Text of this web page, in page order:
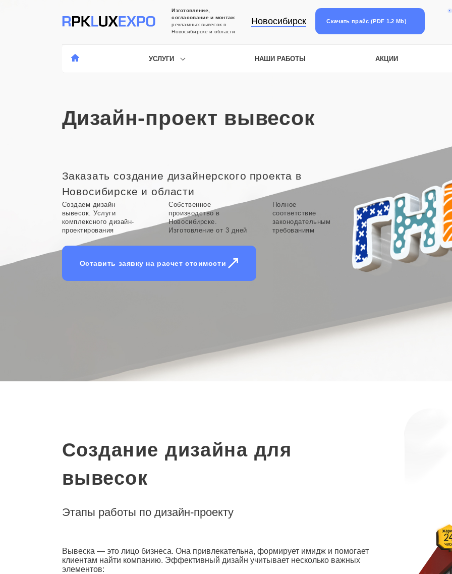
Изготовление,
согласование и монтаж
рекламных вывесок в
Новосибирске и области
Новосибирск Скачать прайс (PDF 1.2 Mb)
УСЛУГИ НАШИ РАБОТЫ АКЦИИ
Дизайн-проект вывесок
Заказать создание дизайнерского проекта в
Новосибирске и области
Создаем дизайн
вывесок. Услуги
комплексного дизайн-
проектирования
Собственное
производство в
Новосибирске.
Изготовление от 3 дней
Полное
соответствие
законодательным
требованиям
Оставить заявку на расчет стоимости
Создание дизайна для
вывесок
Этапы работы по дизайн-проекту
Вывеска — это лицо бизнеса. Она привлекательна, формирует имидж и помогает
клиентам найти компанию. Эффективный дизайн учитывает несколько важных
элементов: